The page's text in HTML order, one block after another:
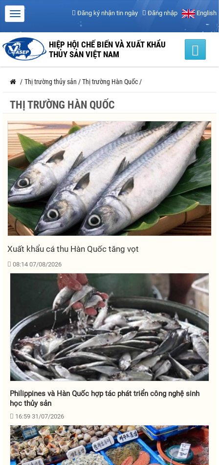
Đăng ký nhận tin ngày Đăng nhập English
HIỆP HỘI CHẾ BIẾN VÀ XUẤT KHẨU
THỦY SẢN VIỆT NAM
/ Thị trường thủy sản /Thị trường Hàn Quốc /
THỊ TRƯỜNG HÀN QUỐC
Xuất khẩu cá thu Hàn Quốc tăng vọt
08:14 07/08/2026
Philippines và Hàn Quốc hợp tác phát triển công nghệ sinh
học thủy sản
16:59 31/07/2026